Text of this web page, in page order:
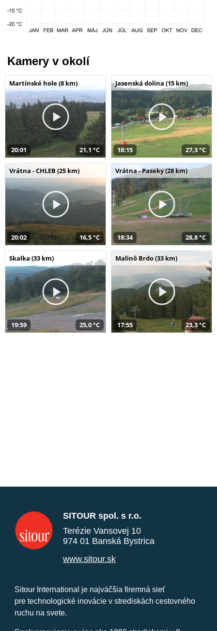
Kamery v okolí
Martinské hole (8 km)
20:01 21,1 °C
Jasenská dolina (15 km)
18:15 27,3 °C
Vrátna - CHLEB (25 km)
20:02 16,5 °C
Vrátna - Paseky (28 km)
18:34 28,8 °C
Skalka (33 km)
19:59 25,0 °C
Malinô Brdo (33 km)
17:55 23,3 °C
SITOUR spol. s r.o.
Terézie Vansovej 10
974 01 Banská Bystrica
www.sitour.sk
Sitour International je najväčšia firemná sieť
pre technologické inovácie v strediskách cestovného
ruchu na svete.